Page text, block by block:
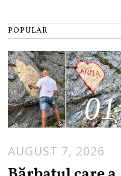
POPULAR
01
AUGUST 7, 2026